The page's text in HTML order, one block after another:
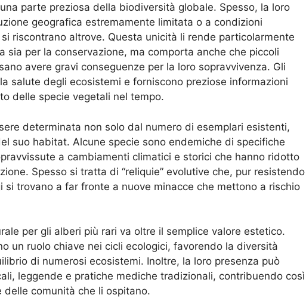
parte preziosa della biodiversità globale. Spesso, la loro
geografica estremamente limitata o a condizioni
riscontrano altrove. Questa unicità li rende particolarmente
sia per la conservazione, ma comporta anche che piccoli
avere gravi conseguenze per la loro sopravvivenza. Gli
salute degli ecosistemi e forniscono preziose informazioni
delle specie vegetali nel tempo.
determinata non solo dal numero di esemplari esistenti,
suo habitat. Alcune specie sono endemiche di specifiche
a cambiamenti climatici e storici che hanno ridotto
Spesso si tratta di “reliquie” evolutive che, pur resistendo
si trovano a far fronte a nuove minacce che mettono a rischio
per gli alberi più rari va oltre il semplice valore estetico.
un ruolo chiave nei cicli ecologici, favorendo la diversità
di numerosi ecosistemi. Inoltre, la loro presenza può
leggende e pratiche mediche tradizionali, contribuendo così
comunità che li ospitano.